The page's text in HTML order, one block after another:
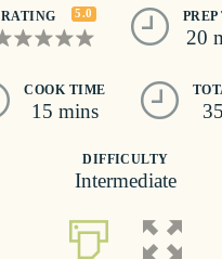
RATING 5.0
20
COOK TIME
15 mins
DIFFICULTY
Intermediate